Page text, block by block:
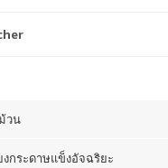
วน
กระดาษแข็งอัจฉริยะ